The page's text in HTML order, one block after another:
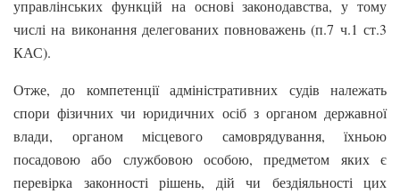
управлінських функцій на основі законодавства, у тому
числі на виконання делегованих повноважень (п.7 ч.1 ст.3
КАС).
Отже, до компетенції адміністративних судів належать
спори фізичних чи юридичних осіб з органом державної
влади, органом місцевого самоврядування, їхньою
посадовою або службовою особою, предметом яких є
перевірка законності рішень, дій чи бездіяльності цих